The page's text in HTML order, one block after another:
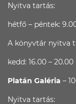
Nyitva tartás:
hétfő – péntek:
A könyvtár nyitva
kedd: 16.00 – 20.00
Platán Galéria –
Nyitva tartás: